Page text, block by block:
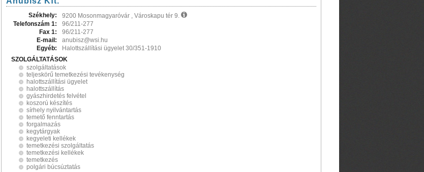
Székhely:
9200 Mosonmagyaróvár , Városkapu tér 9.
Telefonszám 1:
96/211-277
Fax 1:
96/211-277
E-mail:
anubisz@wsi.hu
Egyéb:
Halottszállítási ügyelet 30/351-1910
SZOLGÁLTATÁSOK
szolgáltatások
teljeskörű temetkezési tevékenység
halottszállítási ügyelet
halottszállítás
gyászhirdetés felvétel
koszorú készítés
sírhely nyilvántartás
temető fenntartás
forgalmazás
kegytárgyak
kegyeleti kellékek
temetkezési szolgáltatás
temetkezési kellékek
temetkezés
polgári búcsúztatás